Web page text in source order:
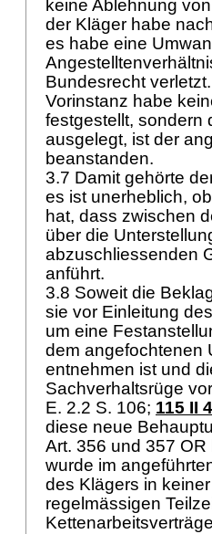
keine Ablehnung
der Kläger habe
es habe eine
Bundesrecht
Vorinstanz habe
festgestellt, sondern
ausgelegt, ist der
beanstanden.
3.7 Damit gehörte
es ist unerheblich,
hat, dass zwischen
über die
abzuschliessenden
anführt.
3.8 Soweit die
sie vor Einleitung
um eine
dem angefochtenen
entnehmen ist und
Sachverhaltsrüge
E. 2.2 S. 106; 115 II
diese neue
Art. 356 und 357 OR
wurde im
des Klägers in
regelmässigen